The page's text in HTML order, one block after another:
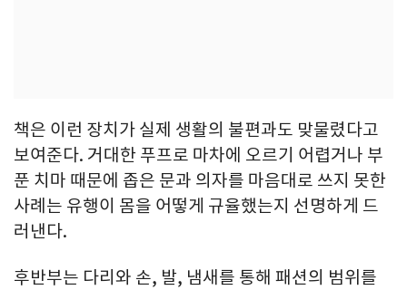
책은 이런 장치가 실제 생활의 불편과도 맞물렸다고
보여준다. 거대한 푸프로 마차에 오르기 어렵거나 부
푼 치마 때문에 좁은 문과 의자를 마음대로 쓰지 못한
사례는 유행이 몸을 어떻게 규율했는지 선명하게 드
러낸다.
후반부는 다리와 손, 발, 냄새를 통해 패션의 범위를